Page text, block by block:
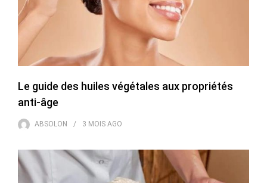
Le guide des huiles végétales aux propriétés
anti-âge
ABSOLON 3 MOIS AGO